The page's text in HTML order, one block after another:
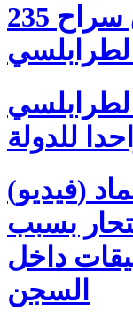
235 مليارا مقابل إطلاق سراح
للدولة
(فيديو) خالد الكريشي: عماد
بسبب
داخل
السجن